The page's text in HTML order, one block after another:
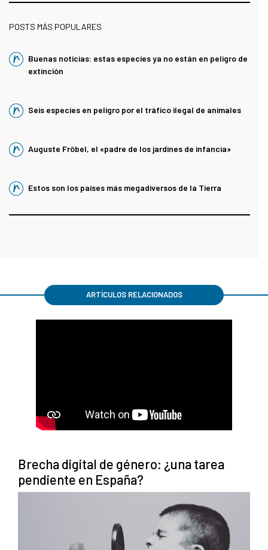
POSTS MÁS POPULARES
Buenas noticias: estas especies ya no están en peligro de
extinción
Seis especies en peligro por el tráfico ilegal de animales
Auguste Fröbel, el «padre de los jardines de infancia»
Estos son los países más megadiversos de la Tierra
ARTÍCULOS RELACIONADOS
Brecha digital de género: ¿una tarea
pendiente en España?